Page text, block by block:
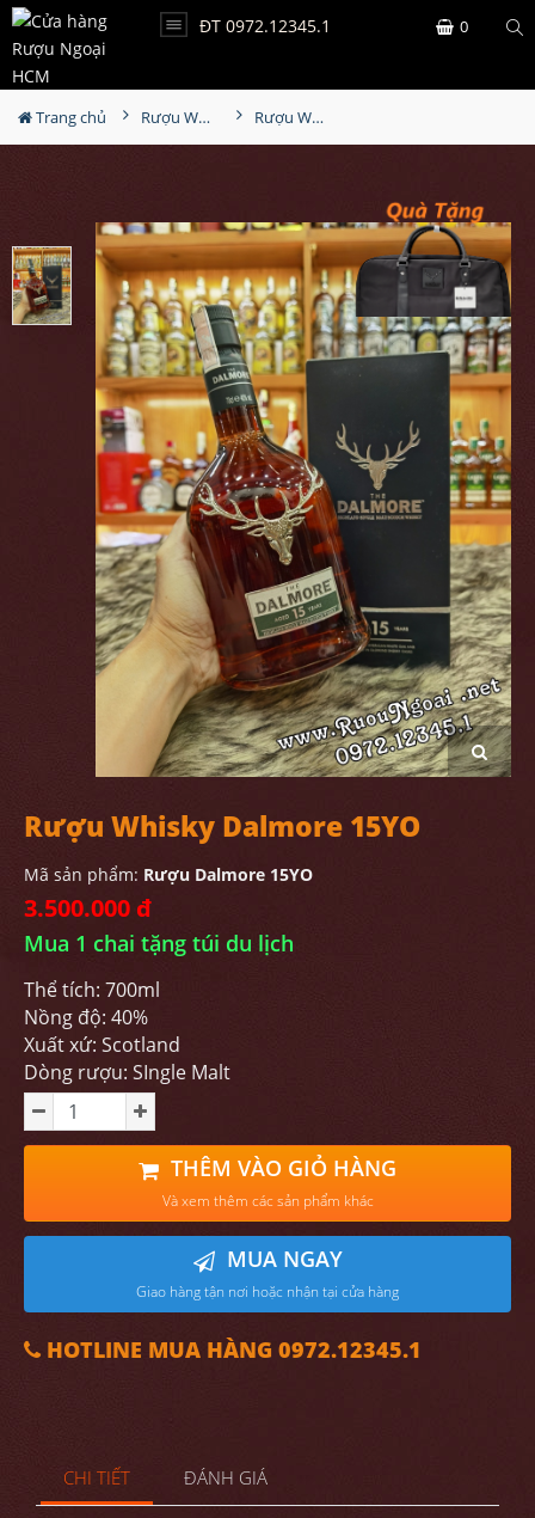
ĐT 0972.12345.1 0
Trang chủ Rượu Whisky Rượu Whisky Dalmore 15YO
Rượu Whisky Dalmore 15YO
Mã sản phẩm: Rượu Dalmore 15YO
3.500.000 đ
Mua 1 chai tặng túi du lịch
Thể tích: 700ml
Nồng độ: 40%
Xuất xứ: Scotland
Dòng rượu: SIngle Malt
THÊM VÀO GIỎ HÀNG
Và xem thêm các sản phẩm khác
MUA NGAY
Giao hàng tận nơi hoặc nhận tại cửa hàng
HOTLINE MUA HÀNG 0972.12345.1
CHI TIẾT ĐÁNH GIÁ